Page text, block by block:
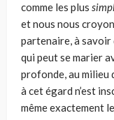
comme les plus
et nous nous
partenaire, à savoir
qui peut se marier
profonde, au milieu
à cet égard n’est
même exactement